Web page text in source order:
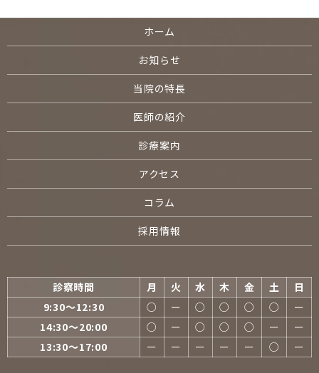
ホーム
お知らせ
当院の特長
医師の紹介
診療案内
アクセス
コラム
採用情報
診察時間 月 火 水 木 金 土
日
9:30〜12:30
○ ー ○ ○ ○ ○
ー
14:30〜20:00
○ ー ○ ○ ○ ー
ー
13:30〜17:00
ー ー ー ー ー ○ ー